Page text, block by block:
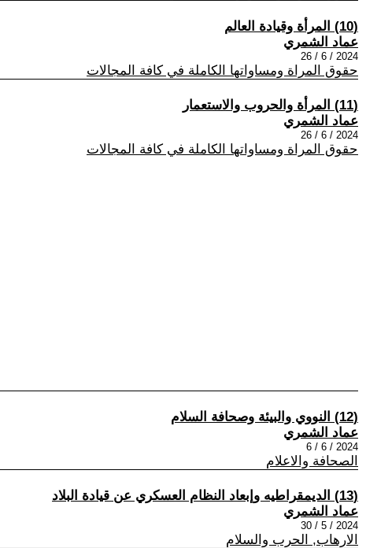
(10) المرأة وقيادة العالم
عماد الشمري
2024 / 6 / 26
حقوق المراة ومساواتها الكاملة في كافة المجالات
(11) المرأة والحروب والاستعمار
عماد الشمري
2024 / 6 / 26
حقوق المراة ومساواتها الكاملة في كافة المجالات
(12) النووي والبيئة وصحافة السلام
عماد الشمري
2024 / 6 / 6
الصحافة والاعلام
(13) الديمقراطيه وإبعاد النظام العسكري عن قيادة البلاد
عماد الشمري
2024 / 5 / 30
الارهاب, الحرب والسلام